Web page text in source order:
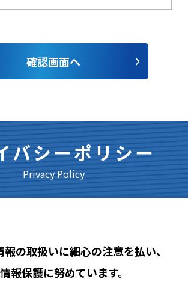
確認画面へ
バシーポリシー
Privacy Policy
の取扱いに細心の注意を払い、
報保護に努めています。